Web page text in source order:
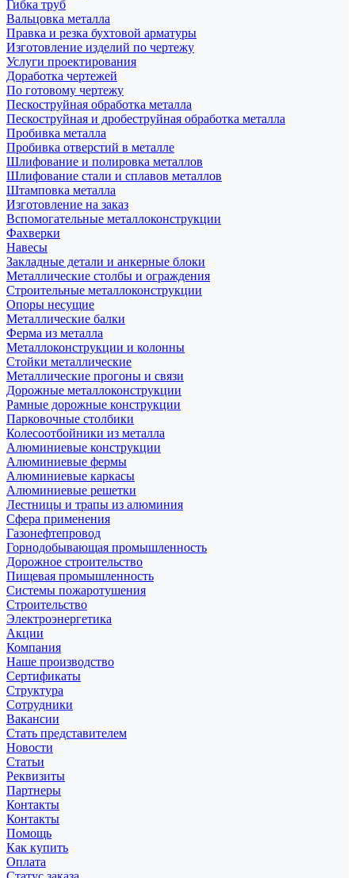
Гибка труб
Вальцовка металла
Правка и резка бухтовой арматуры
Изготовление изделий по чертежу
Услуги проектирования
Доработка чертежей
По готовому чертежу
Пескоструйная обработка металла
Пескоструйная и дробеструйная обработка металла
Пробивка металла
Пробивка отверстий в металле
Шлифование и полировка металлов
Шлифование стали и сплавов металлов
Штамповка металла
Изготовление на заказ
Вспомогательные металлоконструкции
Фахверки
Навесы
Закладные детали и анкерные блоки
Металлические столбы и ограждения
Строительные металлоконструкции
Опоры несущие
Металлические балки
Ферма из металла
Металлоконструкции и колонны
Стойки металлические
Металлические прогоны и связи
Дорожные металлоконструкции
Рамные дорожные конструкции
Парковочные столбики
Колесоотбойники из металла
Алюминиевые конструкции
Алюминиевые фермы
Алюминиевые каркасы
Алюминиевые решетки
Лестницы и трапы из алюминия
Сфера применения
Газонефтепровод
Горнодобывающая промышленность
Дорожное строительство
Пищевая промышленность
Системы пожаротушения
Строительство
Электроэнергетика
Акции
Компания
Наше производство
Сертификаты
Структура
Сотрудники
Вакансии
Стать представителем
Новости
Статьи
Реквизиты
Партнеры
Контакты
Контакты
Помощь
Как купить
Оплата